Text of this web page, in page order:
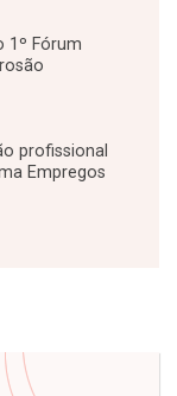
1º Fórum
profissional
Empregos